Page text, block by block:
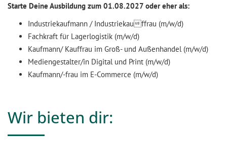
Starte Deine Ausbildung zum 01.08.2027 oder eher als:
Industriekaufmann / Industriekauffrau (m/w/d)
Fachkraft für Lagerlogistik (m/w/d)
Kaufmann/ Kauffrau im Groß- und Außenhandel (m/w/d)
Mediengestalter/in Digital und Print (m/w/d)
Kaufmann/-frau im E-Commerce (m/w/d)
Wir bieten dir: